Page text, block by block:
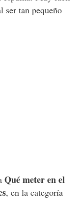
ser tan pequeño
Qué meter en el
, en la categoría